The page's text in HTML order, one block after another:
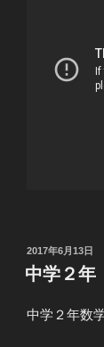
投
稿
日:
2017年6月13日
中学２
中学２年数